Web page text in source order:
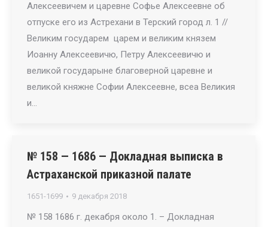
Алексеевичем и царевне Софье Алексеевне об
отпуске его из Астрехани в Терский город л. 1 //
Великим государем царем и великим князем
Иоанну Алексеевичю, Петру Алексеевичю и
великой государыне благоверной царевне и
великой княжне Софии Алексеевне, всеа Великия
и…
№ 158 — 1686 — Докладная выписка в
Астраханской приказной палате
1651-1699 9 декабря 2018
№ 158 1686 г. декабря около 1. – Докладная